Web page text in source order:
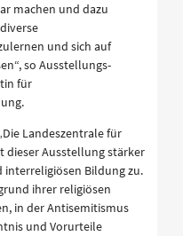
machen und dazu
und sich auf
so Ausstellungs-
für
Landeszentrale für
dieser Ausstellung stärker
Bildung zu.
ihrer religiösen
in der Antisemitismus
und Vorurteile